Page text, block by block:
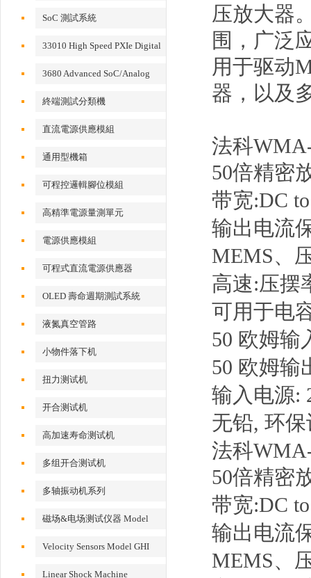
SoC 測試系統
33010 High Speed PXIe Digital
3680 Advanced SoC/Analog
Test System
終端測試分類機
直流電源供應模組
通用型機箱
可程控邏輯腳位模組
高精準電源量測單元
電源供應模組
可程式直流電源供應器
OLED 壽命週期測試系統
液氮真空管路
小物件落下机
扭力测试机
开合测试机
高加速寿命测试机
多组开合测试机
多轴振动机系列
磁场&电场测试仪器 Model
Velocity Sensors Model GHI
Linear Shock Machine
压放大器
围，广泛
用于驱动
器，以及
法科
50倍精密
带宽:DC
输出电流
MEMS、
高速:压摆
可用于电
50 欧姆输
50 欧姆输
输入电源:
无铅, 环
法科
50倍精密
带宽:DC
输出电流
MEMS、